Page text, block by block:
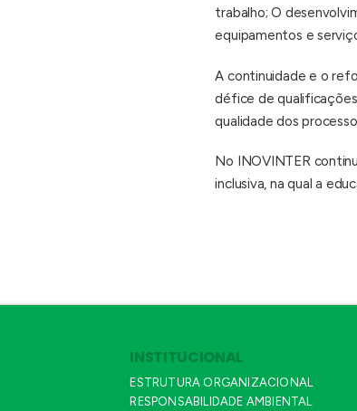
trabalho; O
equipamentos e
A continuidade e o
défice de
qualidade dos
No INOVINTER
inclusiva, na qual a
INSTITUCIONAL
ESTRUTURA ORGANIZACIONAL
RESPONSABILIDADE AMBIENTAL